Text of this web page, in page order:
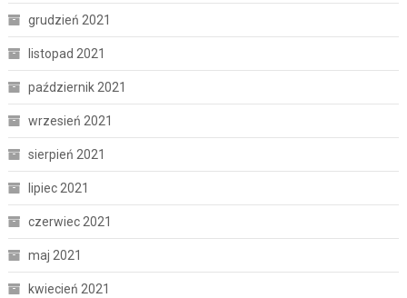
grudzień 2021
listopad 2021
październik 2021
wrzesień 2021
sierpień 2021
lipiec 2021
czerwiec 2021
maj 2021
kwiecień 2021